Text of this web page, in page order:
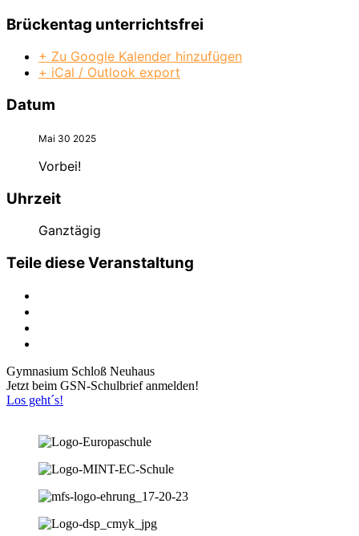
Brückentag unterrichtsfrei
+ Zu Google Kalender hinzufügen
+ iCal / Outlook export
Datum
Mai 30 2025
Vorbei!
Uhrzeit
Ganztägig
Teile diese Veranstaltung
Gymnasium Schloß Neuhaus
Jetzt beim GSN-Schulbrief anmelden!
Los geht´s!